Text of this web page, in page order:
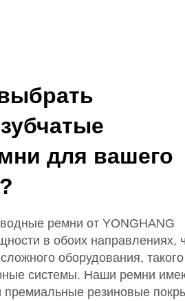
для вашего
ремни от YONGHANG
в обоих направлениях,
оборудования, такого
системы. Наши ремни
резиновые